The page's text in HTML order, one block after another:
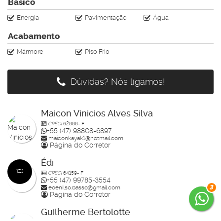
3
CRECI J-4728
Energia Pavimentação Água
Acabamento
Mármore Piso Frio
Dúvidas? Nós ligamos!
Maicon Vinicios Alves Silva
CRECI62888- F
+55 (47) 98808-6897
maiconkayak1@hotmail.com
Página do Corretor
Édi
CRECI64159- F
+55 (47) 99785-3554
edenilso.basso@gmail.com
Página do Corretor
Guilherme Bertolotte